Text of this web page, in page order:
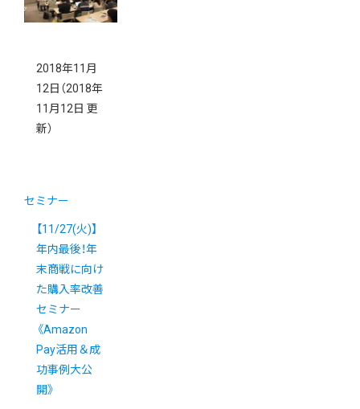
2018年11月
12日 （2018年
11月12日 更
新）
セミナー
【11/27(火)】
年内最後！年
末商戦に向け
た購入率改善
セミナー
《Amazon
Pay活用＆成
功事例大公
開》